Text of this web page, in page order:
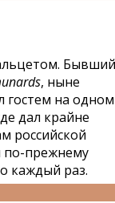
Бывший
, ныне
гостем на
дал крайне
российской
по-прежнему
каждый раз.